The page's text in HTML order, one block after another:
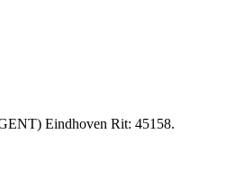
Eindhoven Rit: 45158.